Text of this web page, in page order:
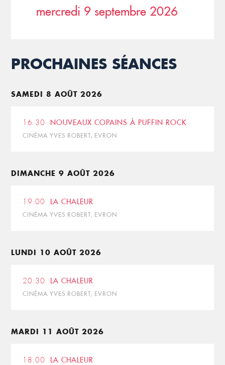
mercredi 9 septembre 2026
PROCHAINES SÉANCES
SAMEDI 8 AOÛT 2026
16:30 NOUVEAUX COPAINS À PUFFIN ROCK
CINÉMA YVES ROBERT, EVRON
DIMANCHE 9 AOÛT 2026
19:00 LA CHALEUR
CINÉMA YVES ROBERT, EVRON
LUNDI 10 AOÛT 2026
20:30 LA CHALEUR
CINÉMA YVES ROBERT, EVRON
MARDI 11 AOÛT 2026
18:00 LA CHALEUR